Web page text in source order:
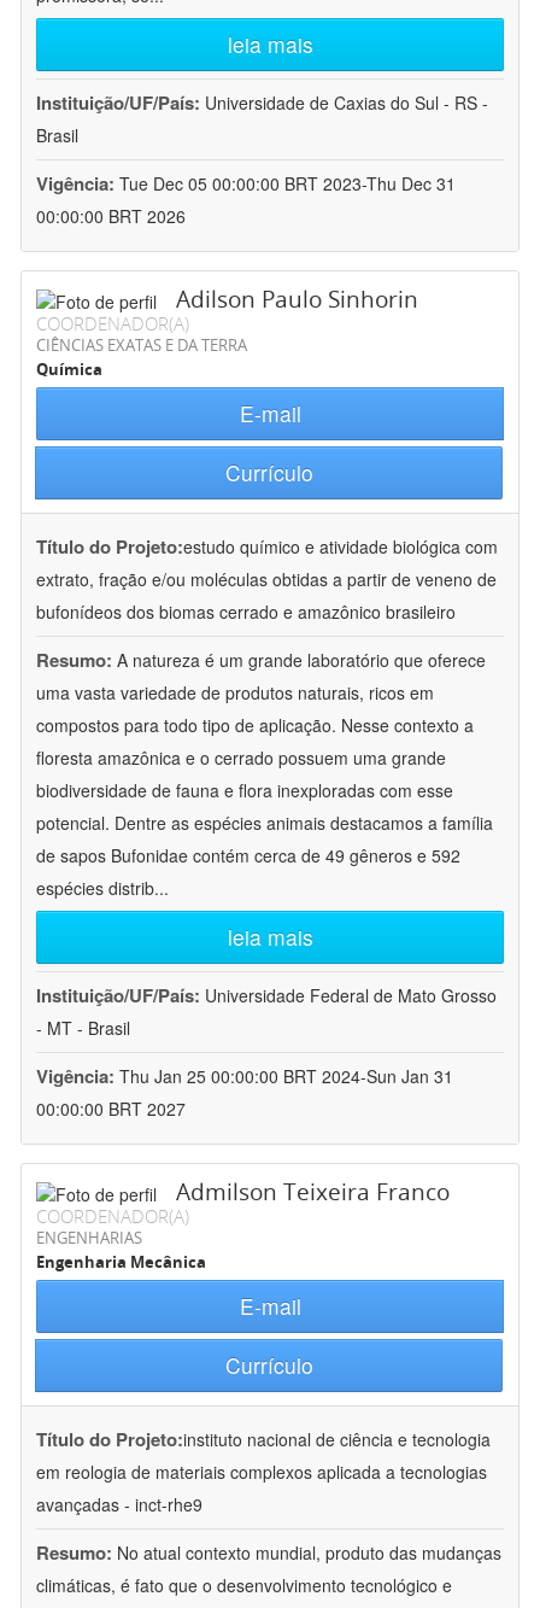
leia mais
Instituição/UF/País: Universidade de Caxias do Sul - RS -
Brasil
Vigência: Tue Dec 05 00:00:00 BRT 2023-Thu Dec 31
00:00:00 BRT 2026
Adilson Paulo Sinhorin
COORDENADOR(A)
CIÊNCIAS EXATAS E DA TERRA
Química
E-mail
Currículo
Título do Projeto:estudo químico e atividade biológica com
extrato, fração e/ou moléculas obtidas a partir de veneno de
bufonídeos dos biomas cerrado e amazônico brasileiro
Resumo: A natureza é um grande laboratório que oferece
uma vasta variedade de produtos naturais, ricos em
compostos para todo tipo de aplicação. Nesse contexto a
floresta amazônica e o cerrado possuem uma grande
biodiversidade de fauna e flora inexploradas com esse
potencial. Dentre as espécies animais destacamos a família
de sapos Bufonidae contém cerca de 49 gêneros e 592
espécies distrib...
leia mais
Instituição/UF/País: Universidade Federal de Mato Grosso
- MT - Brasil
Vigência: Thu Jan 25 00:00:00 BRT 2024-Sun Jan 31
00:00:00 BRT 2027
Admilson Teixeira Franco
COORDENADOR(A)
ENGENHARIAS
Engenharia Mecânica
E-mail
Currículo
Título do Projeto:instituto nacional de ciência e tecnologia
em reologia de materiais complexos aplicada a tecnologias
avançadas - inct-rhe9
Resumo: No atual contexto mundial, produto das mudanças
climáticas, é fato que o desenvolvimento tecnológico e